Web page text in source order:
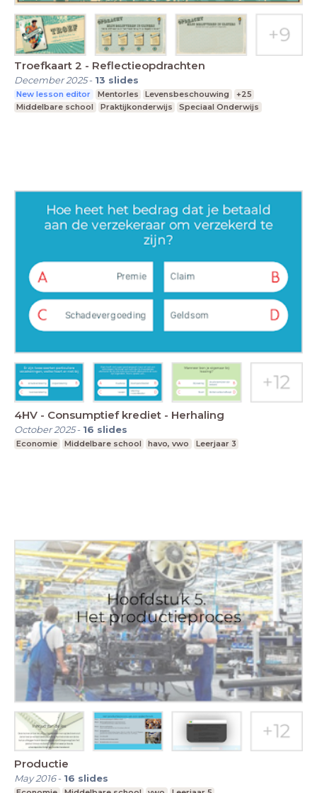
Troefkaart 2 - Reflectieopdrachten
December 2025- 13 slides
New lesson editor Mentorles Levensbeschouwing
+25
Middelbare school
Praktijkonderwijs Speciaal Onderwijs
4HV - Consumptief krediet - Herhaling
October 2025- 16 slides
Economie Middelbare school havo, vwo Leerjaar 3
Productie
May 2016- 16 slides